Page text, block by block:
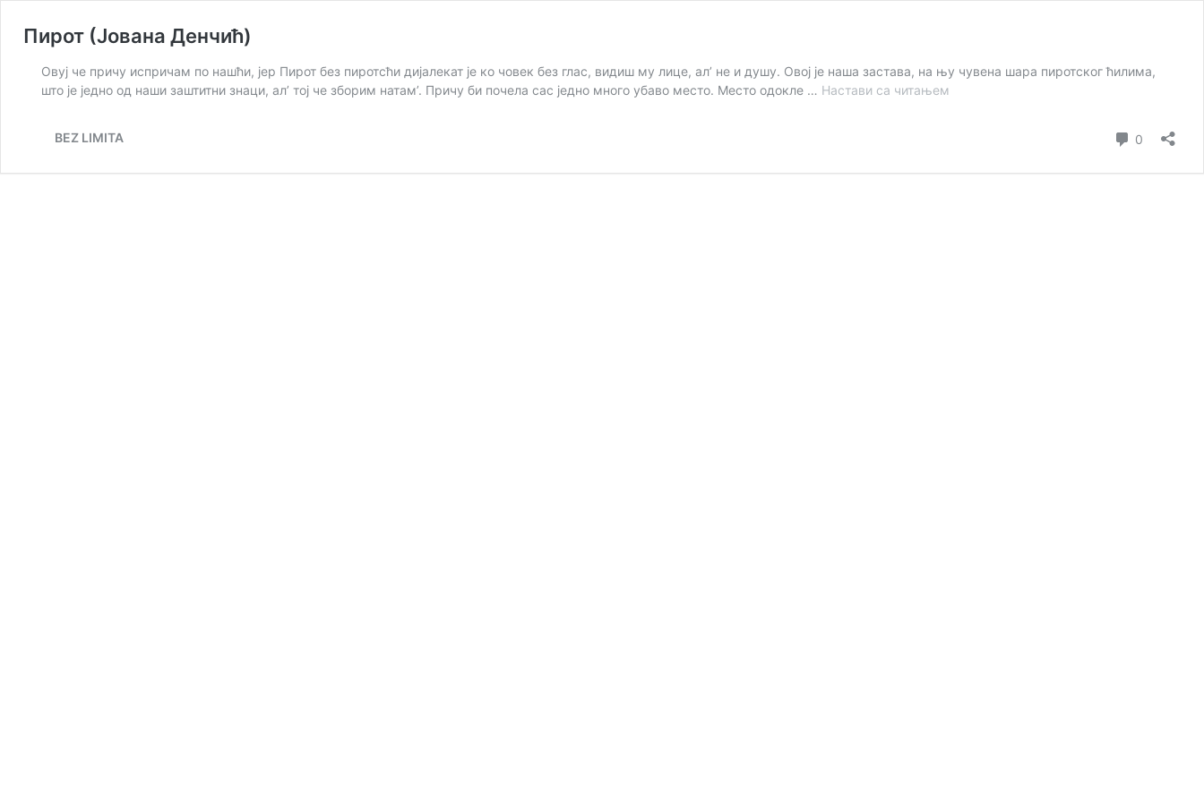
Пирот (Јована Денчић)
Овуј че причу испричам по нашћи, јер Пирот без пиротсћи дијалекат је ко човек без глас, видиш му лице, ал’ не и душу. Овој је наша застава, на њу чувена шара пиротског ћилима,
што је једно од наши заштитни знаци, ал’ тој че зборим натам’. Причу би почела сас једно много убаво место. Место одокле … Настави са читањем
BEZ LIMITA 0